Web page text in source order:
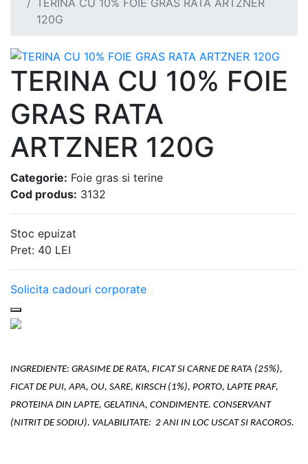
TERINA CU 10% FOIE GRAS RATA ARTZNER
120G
TERINA CU 10% FOIE
GRAS RATA
ARTZNER 120G
Categorie: Foie gras si terine
Cod produs: 3132
Stoc epuizat
Pret: 40 LEI
Solicita cadouri corporate
INGREDIENTE: GRASIME DE RATA, FICAT SI CARNE DE RATA (25%),
FICAT DE PUI, APA, OU, SARE, KIRSCH (1%), PORTO, LAPTE PRAF,
PROTEINA DIN LAPTE, GELATINA, CONDIMENTE. CONSERVANT
(NITRIT DE SODIU). VALABILITATE: 2 ANI IN LOC USCAT SI RACOROS.